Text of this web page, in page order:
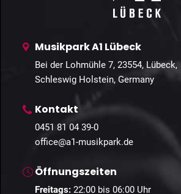
Musikpark A1 Lübeck
Bei der Lohmühle 7, 23554, Lübeck,
Schleswig Holstein, Germany
Kontakt
0451 81 04 39-0
office@a1-musikpark.de
Öffnungszeiten
Freitags: 22:00 bis 06:00 Uhr